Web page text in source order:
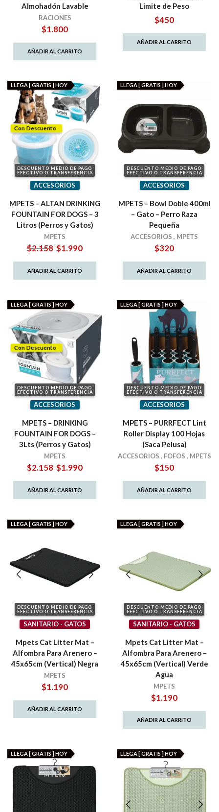
Almohadón Lavable
RACIONES
$1.800
AÑADIR AL CARRITO
Limite de Peso
$450
AÑADIR AL CARRITO
DESCUENTO MEDIO DE PAGO
EFECTIVO O TRANSFERENCIA
Con Descuento
LLEGA [ GRATIS ] HOY
ACCESORIOS
MPETS – ALTAN DRINKING
FOUNTAIN FOR DOGS – 3
Litros (Perros y Gatos)
MPETS
$2.158 El
era:
$1.990El
AÑADIR AL CARRITO
DESCUENTO MEDIO DE PAGO
EFECTIVO O TRANSFERENCIA
LLEGA [ GRATIS ] HOY
ACCESORIOS
MPETS – Bowl Doble 400ml
– Gato – Perro Raza
Pequeña
ACCESORIOS , MPETS
$320
AÑADIR AL CARRITO
DESCUENTO MEDIO DE PAGO
EFECTIVO O TRANSFERENCIA
Con Descuento
LLEGA [ GRATIS ] HOY
ACCESORIOS
MPETS – DRINKING
FOUNTAIN FOR DOGS –
3Lts (Perros y Gatos)
MPETS
$2.158 El
era:
$1.990El
AÑADIR AL CARRITO
DESCUENTO MEDIO DE PAGO
EFECTIVO O TRANSFERENCIA
LLEGA [ GRATIS ] HOY
ACCESORIOS
MPETS – PURRFECT Lint
Roller Display 100 Hojas
(Saca Pelusa)
ACCESORIOS , FOFOS , MPETS
$150
AÑADIR AL CARRITO
DESCUENTO MEDIO DE PAGO
EFECTIVO O TRANSFERENCIA
LLEGA [ GRATIS ] HOY
SANITARIO - GATOS
Mpets Cat Litter Mat –
Alfombra Para Arenero –
45x65cm (Vertical) Negra
MPETS
$1.190
AÑADIR AL CARRITO
DESCUENTO MEDIO DE PAGO
EFECTIVO O TRANSFERENCIA
LLEGA [ GRATIS ] HOY
SANITARIO - GATOS
Mpets Cat Litter Mat –
Alfombra Para Arenero –
45x65cm (Vertical) Verde
Agua
MPETS
$1.190
AÑADIR AL CARRITO
LLEGA [ GRATIS ] HOY LLEGA [ GRATIS ] HOY